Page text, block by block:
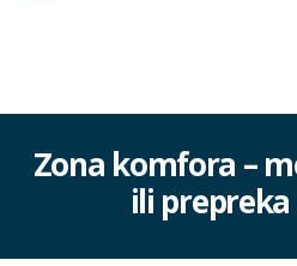
Zona komfora –
ili prepreka